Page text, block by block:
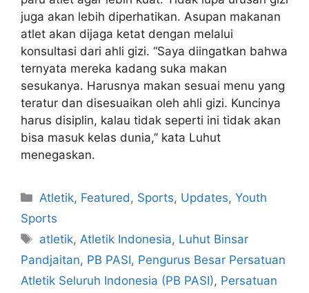
juga akan lebih diperhatikan. Asupan makanan
atlet akan dijaga ketat dengan melalui
konsultasi dari ahli gizi. “Saya diingatkan bahwa
ternyata mereka kadang suka makan
sesukanya. Harusnya makan sesuai menu yang
teratur dan disesuaikan oleh ahli gizi. Kuncinya
harus disiplin, kalau tidak seperti ini tidak akan
bisa masuk kelas dunia,” kata Luhut
menegaskan.
Atletik, Featured , Sports, Updates,Youth
Sports
atletik, Atletik Indonesia, Luhut Binsar
Pandjaitan, PB PASI, Pengurus Besar Persatuan
Atletik Seluruh Indonesia (PB PASI), Persatuan